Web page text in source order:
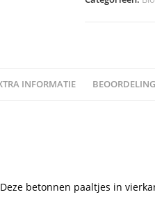
INFORMATIE
betonnen paaltjes in